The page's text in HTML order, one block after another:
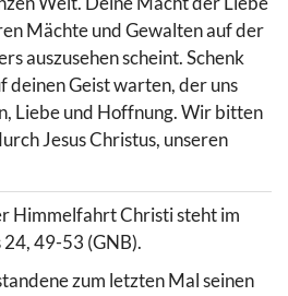
Mächte und Gewalten auf der
auszusehen scheint. Schenk
deinen Geist warten, der uns
Liebe und Hoffnung. Wir bitten
Jesus Christus, unseren
Himmelfahrt Christi steht im
24, 49-53 (GNB).
zum letzten Mal seinen